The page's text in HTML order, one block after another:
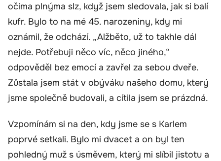
očima plnýma slz, když jsem sledovala, jak si balí
kufr. Bylo to na mé 45. narozeniny, kdy mi
oznámil, že odchází. „Alžběto, už to takhle dál
nejde. Potřebuji něco víc, něco jiného,“
odpověděl bez emocí a zavřel za sebou dveře.
Zůstala jsem stát v obýváku našeho domu, který
jsme společně budovali, a cítila jsem se prázdná.
Vzpomínám si na den, kdy jsme se s Karlem
poprvé setkali. Bylo mi dvacet a on byl ten
pohledný muž s úsměvem, který mi slíbil jistotu a